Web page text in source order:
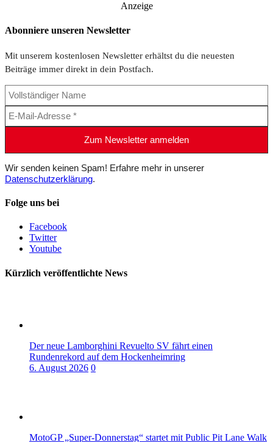
Anzeige
Abonniere unseren Newsletter
Mit unserem kostenlosen Newsletter erhältst du die neuesten
Beiträge immer direkt in dein Postfach.
Wir senden keinen Spam! Erfahre mehr in unserer
Datenschutzerklärung.
Folge uns bei
Facebook
Twitter
Youtube
Kürzlich veröffentlichte News
Der neue Lamborghini Revuelto SV fährt einen
Rundenrekord auf dem Hockenheimring
6. August 2026 0
MotoGP „Super-Donnerstag“ startet mit Public Pit Lane Walk